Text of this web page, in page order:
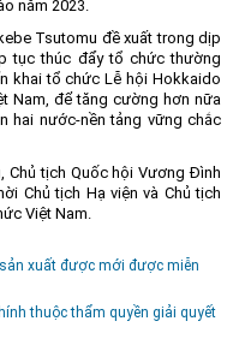
năm 2023.
Tsutomu đề xuất trong dịp
tục thúc đẩy tổ chức thường
khai tổ chức Lễ hội Hokkaido
Nam, để tăng cường hơn nữa
hai nước-nền tảng vững chắc
Chủ tịch Quốc hội Vương Đình
Chủ tịch Hạ viện và Chủ tịch
Việt Nam.
xuất được mới được miễn
thuộc thẩm quyền giải quyết